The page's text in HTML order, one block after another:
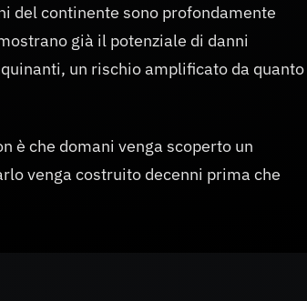
del continente sono profondamente
già il potenziale di danni
un rischio amplificato da quanto
è che domani venga scoperto un
venga costruito decenni prima che